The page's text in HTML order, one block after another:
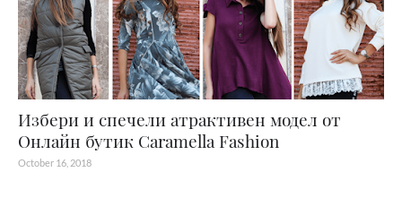
Избери и спечели атрактивен модел от
Онлайн бутик Caramella Fashion
October 16, 2018